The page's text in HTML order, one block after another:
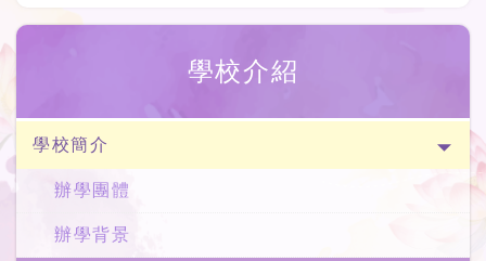
學校介紹
學校簡介
辦學團體
辦學背景